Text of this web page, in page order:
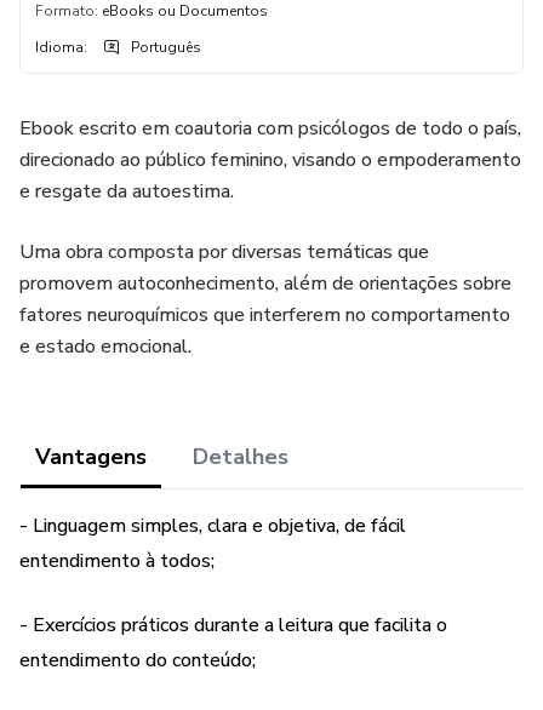
Formato: eBooks ou Documentos
Idioma: Português
Ebook escrito em coautoria com psicólogos de todo o país,
direcionado ao público feminino, visando o empoderamento
e resgate da autoestima.
Uma obra composta por diversas temáticas que
promovem autoconhecimento, além de orientações sobre
fatores neuroquímicos que interferem no comportamento
e estado emocional.
Vantagens Detalhes
- Linguagem simples, clara e objetiva, de fácil
entendimento à todos;
- Exercícios práticos durante a leitura que facilita o
entendimento do conteúdo;